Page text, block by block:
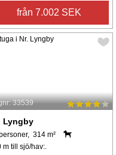
från 7.002 SEK
33539
Lyngby
314 m²
m till sjö/hav:.